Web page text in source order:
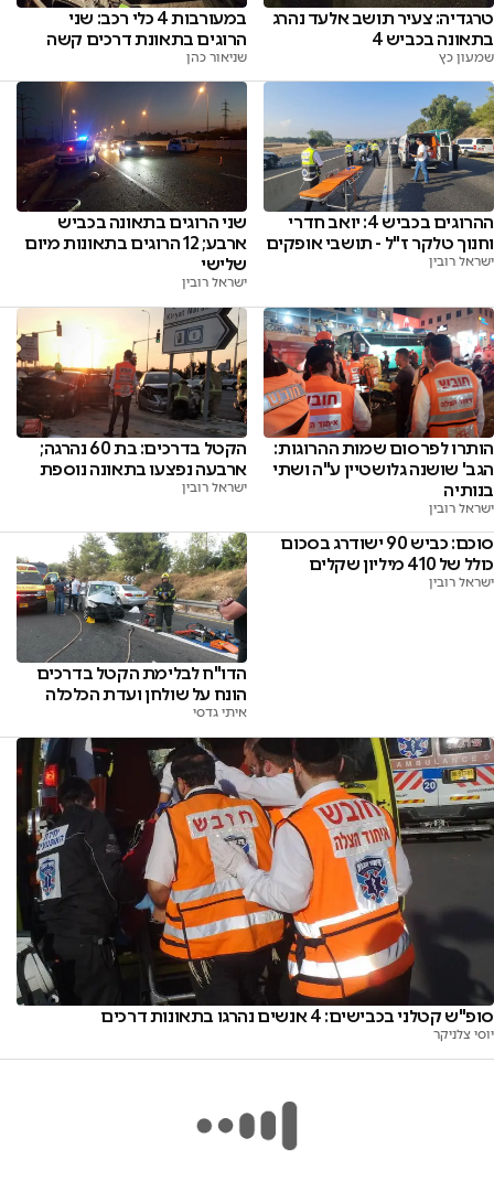
טרגדיה: צעיר תושב אלעד נהרג
בתאונה בכביש 4
שמעון כץ
במעורבות 4 כלי רכב: שני
הרוגים בתאונת דרכים קשה
שניאור כהן
ההרוגים בכביש 4: יואב חדרי
וחנוך טלקר ז"ל - תושבי אופקים
ישראל רובין
שני הרוגים בתאונה בכביש
ארבע; 12 הרוגים בתאונות מיום
שלישי
ישראל רובין
הותרו לפרסום שמות ההרוגות:
הגב' שושנה גלושטיין ע"ה ושתי
בנותיה
ישראל רובין
הקטל בדרכים: בת 60 נהרגה;
ארבעה נפצעו בתאונה נוספת
ישראל רובין
סוכם: כביש 90 ישודרג בסכום
כולל של 410 מיליון שקלים
ישראל רובין
הדו"ח לבלימת הקטל בדרכים
הונח על שולחן ועדת הכלכלה
איתי גדסי
סופ"ש קטלני בכבישים: 4 אנשים נהרגו בתאונות דרכים
יוסי צלניקר